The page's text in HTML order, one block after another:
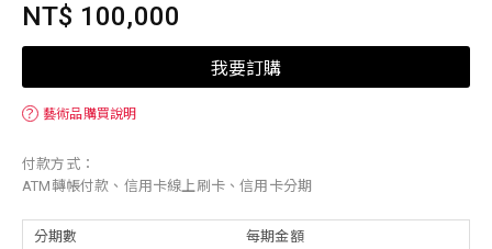
NT$ 100,000
我要訂購
？ 藝術品購買說明
付款方式：
ATM轉帳付款、信用卡線上刷卡、信用卡分期
分期數 每期金額